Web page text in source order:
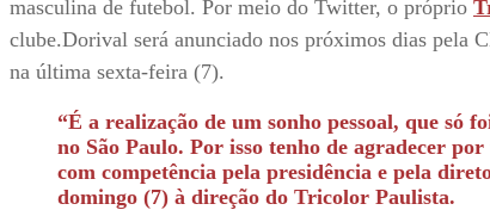
masculina de futebol. Por meio do Twitter, o próprio
clube.Dorival será anunciado nos próximos dias pela
na última sexta-feira (7).
“É a realização de um sonho pessoal, que só
no São Paulo. Por isso tenho de agradecer
com competência pela presidência e pela
domingo (7) à direção do Tricolor Paulista.